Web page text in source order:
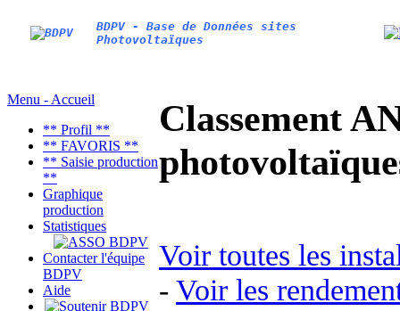
BDPV - Base de Données sites
Photovoltaïques
Menu - Accueil
** Profil **
** FAVORIS **
** Saisie production
**
Graphique
production
Statistiques
Contacter l'équipe
BDPV
Aide
Classement
Voir toutes les
- Voir les